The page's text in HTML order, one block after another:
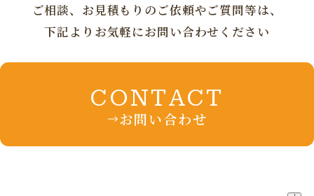
ご相談、お見積もりの ご依頼やご質問等は、
下記よりお気軽にお問い合わせください
CONTACT
お問い合わせ